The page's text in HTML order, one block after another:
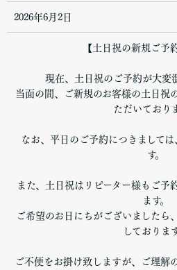
2026年6月2日
【土日祝の新規ご予
現在、土日祝のご予約が大変
当面の間、ご新規のお客様の土日祝
ただいており
なお、平日のご予約につきまして
す。
また、土日祝はリピーター様もご予
ます。
ご希望のお日にちがございましたら
しております
ご不便をお掛け致しますが、ご理解